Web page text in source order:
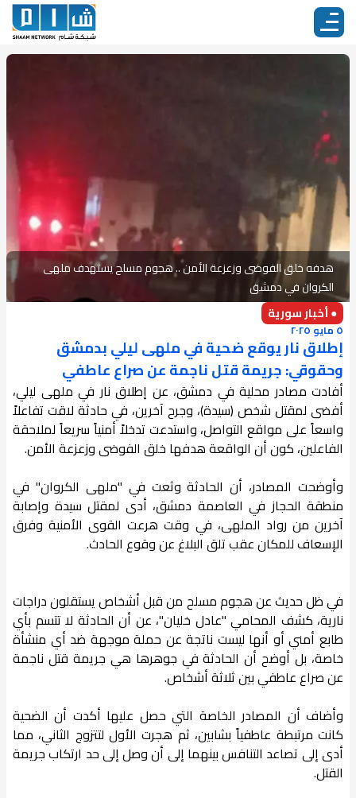
هدفه خلق الفوضى وزعزعة الأمن .. هجوم مسلح يستهدف ملهى
الكروان في دمشق
● أخبار سورية
٥ مايو ٢٠٢٥
إطلاق نار يوقع ضحية في ملهى ليلي بدمشق
وحقوقي: جريمة قتل ناجمة عن صراع عاطفي
أفادت مصادر محلية في دمشق، عن إطلاق نار في ملهى ليلي،
أفضى لمقتل شخص (سيدة)، وجرح آخرين، في حادثة لاقت تفاعلاً
واسعاً على مواقع التواصل، واستدعت تدخلاً أمنياً سريعاً لملاحقة
الفاعلين، كون أن الواقعة هدفها خلق الفوضى وزعزعة الأمن.
وأوضحت المصادر، أن الحادثة وثعت في "ملهى الكروان" في
منطقة الحجاز في العاصمة دمشق، أدى لمقتل سيدة وإصابة
آخرين من رواد الملهى، في وقت هرعت القوى الأمنية وفرق
الإسعاف للمكان عقب تلق البلاغ عن وقوع الحادث.
في ظل حديث عن هجوم مسلح من قبل أشخاص يستقلون دراجات
نارية، كشف المحامي "عادل خليان"، عن أن الحادثة لا تتسم بأي
طابع أمني أو أنها ليست ناتجة عن حملة موجهة ضد أي منشأة
خاصة، بل أوضح أن الحادثة في جوهرها هي جريمة قتل ناجمة
عن صراع عاطفي بين ثلاثة أشخاص.
وأضاف أن المصادر الخاصة التي حصل عليها أكدت أن الضحية
كانت مرتبطة عاطفياً بشابين، ثم هجرت الأول لتتزوج الثاني، مما
أدى إلى تصاعد التنافس بينهما إلى أن وصل إلى حد ارتكاب جريمة
القتل.